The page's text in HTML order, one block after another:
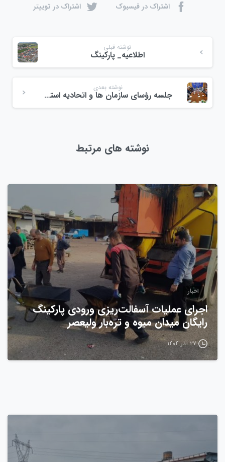
اشتراک در فیسبوک اشتراک در توییتر
نوشته قبلی
اطلاعیه_ پارکینگ
نوشته بعدی
جلسه رؤسای سازمان ها و اتحادیه استان گیلان
نوشته های مرتبط
اخبار
اجرای عملیات آسفالت‌ریزی ورودی پارکینگ
رایگان میدان میوه و تره‌بار ولیعصر
۲۷ آذر ۱۴۰۴